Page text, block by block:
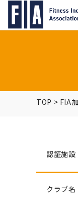
TOP > FIA
認証施設
クラブ名